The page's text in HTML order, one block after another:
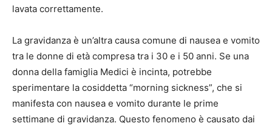
lavata correttamente.
La gravidanza è un’altra causa comune di nausea e vomito
tra le donne di età compresa tra i 30 e i 50 anni. Se una
donna della famiglia Medici è incinta, potrebbe
sperimentare la cosiddetta “morning sickness”, che si
manifesta con nausea e vomito durante le prime
settimane di gravidanza. Questo fenomeno è causato dai